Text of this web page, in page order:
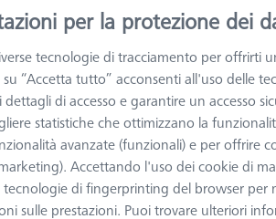
e Ottiche Fissaggio dei particolari
mm, ultrapiatto
per la protezione dei
tecnologie di tracciamento per offrirti
su “Accetta tutto” acconsenti all'uso delle
dettagli di accesso e garantire un accesso
statistiche che ottimizzano la
avanzate (funzionali) e per offrire
Accettando l'uso dei cookie di
tecnologie di fingerprinting del browser per
sulle prestazioni. Puoi trovare ulteriori